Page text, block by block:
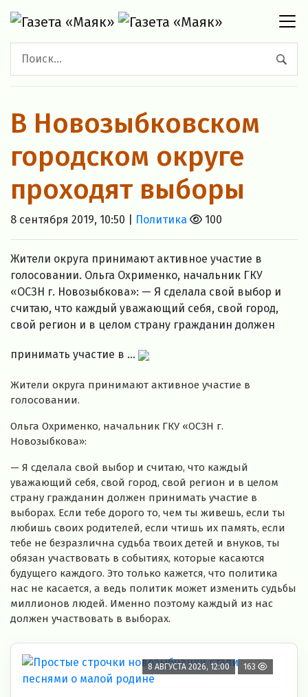
В Новозыбковском
городском округе
проходят выборы
8 сентября 2019, 10:50 | Политика 100
Жители округа принимают активное участие в
голосовании. Ольга Охрименко, начальник ГКУ
«ОСЗН г. Новозыбкова»: — Я сделала свой выбор и
считаю, что каждый уважающий себя, свой город,
свой регион и в целом страну гражданин должен
принимать участие в ...
Жители округа принимают активное участие в
голосовании.
Ольга Охрименко, начальник ГКУ «ОСЗН г.
Новозыбкова»:
— Я сделала свой выбор и считаю, что каждый
уважающий себя, свой город, свой регион и в целом
страну гражданин должен принимать участие в
выборах. Если тебе дорого то, чем ты живешь, если ты
любишь своих родителей, если чтишь их память, если
тебе не безразлична судьба твоих детей и внуков, ты
обязан участвовать в событиях, которые касаются
будущего каждого. Это только кажется, что политика
нас не касается, а ведь политик может изменить судьбы
миллионов людей. Именно поэтому каждый из нас
должен участвовать в выборах.
8 АВГУСТА 2026, 12:00 163